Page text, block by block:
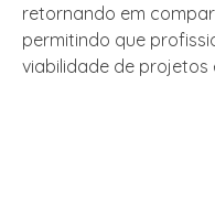
retornando em
permitindo que
viabilidade de projetos